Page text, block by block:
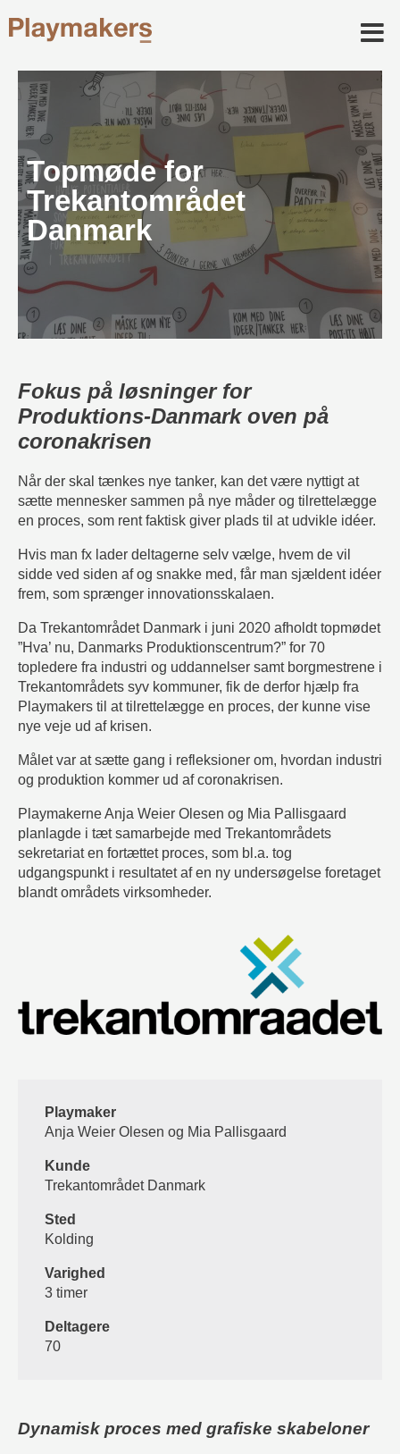
Topmøde for
Trekantområdet
Danmark
Fokus på løsninger for
Produktions-Danmark oven på
coronakrisen
Når der skal tænkes nye tanker, kan det være nyttigt at
sætte mennesker sammen på nye måder og tilrettelægge
en proces, som rent faktisk giver plads til at udvikle idéer.
Hvis man fx lader deltagerne selv vælge, hvem de vil
sidde ved siden af og snakke med, får man sjældent idéer
frem, som sprænger innovationsskalaen.
Da Trekantområdet Danmark i juni 2020 afholdt topmødet
”Hva’ nu, Danmarks Produktionscentrum?” for 70
topledere fra industri og uddannelser samt borgmestrene i
Trekantområdets syv kommuner, fik de derfor hjælp fra
Playmakers til at tilrettelægge en proces, der kunne vise
nye veje ud af krisen.
Målet var at sætte gang i refleksioner om, hvordan industri
og produktion kommer ud af coronakrisen.
Playmakerne Anja Weier Olesen og Mia Pallisgaard
planlagde i tæt samarbejde med Trekantområdets
sekretariat en fortættet proces, som bl.a. tog
udgangspunkt i resultatet af en ny undersøgelse foretaget
blandt områdets virksomheder.
Playmaker
Anja Weier Olesen og Mia Pallisgaard
Kunde
Trekantområdet Danmark
Sted
Kolding
Varighed
3 timer
Deltagere
70
Dynamisk proces med grafiske skabeloner